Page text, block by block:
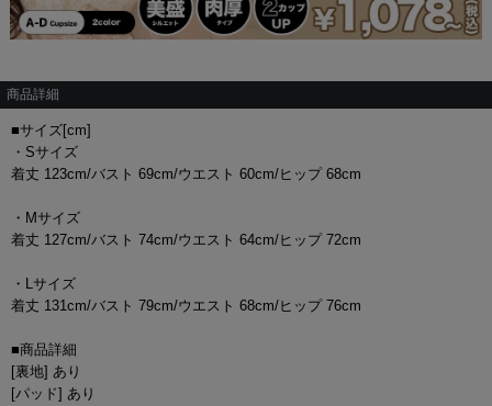
商品詳細
■サイズ[cm]
・Sサイズ
着丈 123cm/バスト 69cm/ウエスト 60cm/ヒップ 68cm
・Mサイズ
着丈 127cm/バスト 74cm/ウエスト 64cm/ヒップ 72cm
・Lサイズ
着丈 131cm/バスト 79cm/ウエスト 68cm/ヒップ 76cm
■商品詳細
[裏地] あり
[パッド] あり